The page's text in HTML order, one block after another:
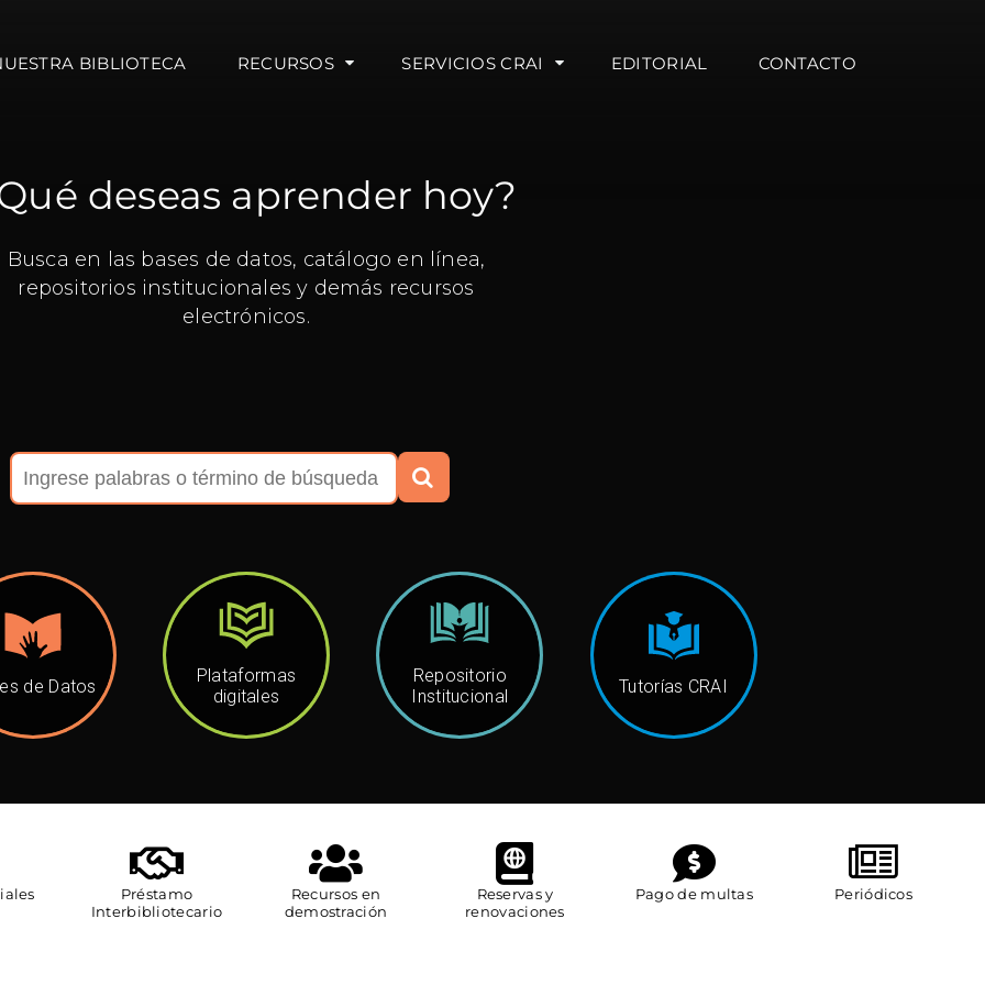
BIBLIOTECA RECURSOS SERVICIOS CRAI EDITORIAL CONTACTO
deseas aprender hoy?
Busca en las bases de datos, catálogo en línea,
repositorios institucionales y demás recursos
electrónicos.
de Datos
Plataformas
digitales
Repositorio
Institucional
Tutorías CRAI
Préstamo
Interbibliotecario
Recursos en
demostración
Reservas y
renovaciones
Pago de multas Periódicos